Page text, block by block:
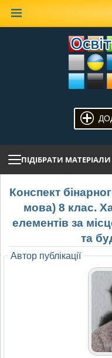
ПІДІБРАТИ МАТЕРІАЛИ
Конспект
мова) 8 клас.
елементів за
та
Автор публікації